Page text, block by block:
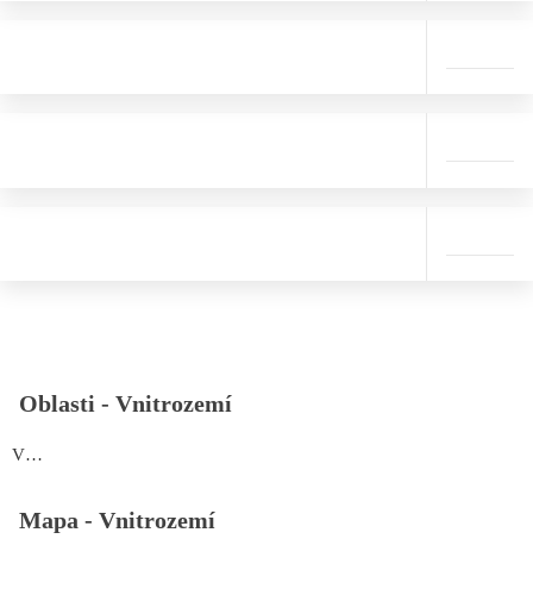
Oblasti - Vnitrozemí
Vnitrozemí
Mapa - Vnitrozemí